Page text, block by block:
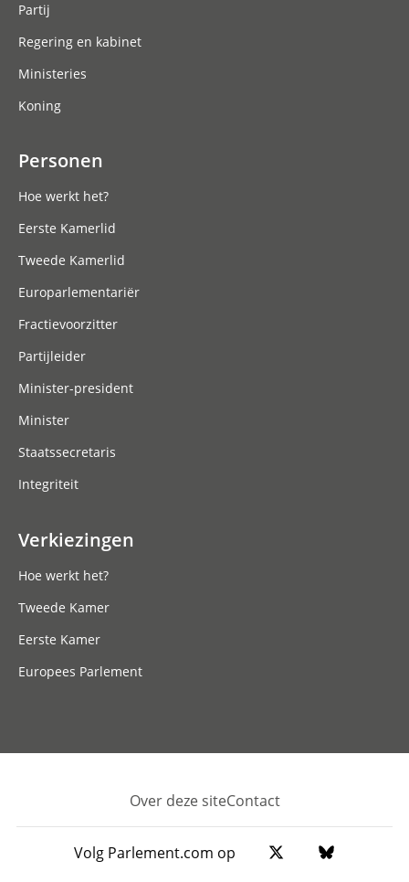
Partij
Regering en kabinet
Ministeries
Koning
Personen
Hoe werkt het?
Eerste Kamerlid
Tweede Kamerlid
Europarlementariër
Fractievoorzitter
Partijleider
Minister-president
Minister
Staatssecretaris
Integriteit
Verkiezingen
Hoe werkt het?
Tweede Kamer
Eerste Kamer
Europees Parlement
Footer
Over deze siteContact
Volg Parlement.com op